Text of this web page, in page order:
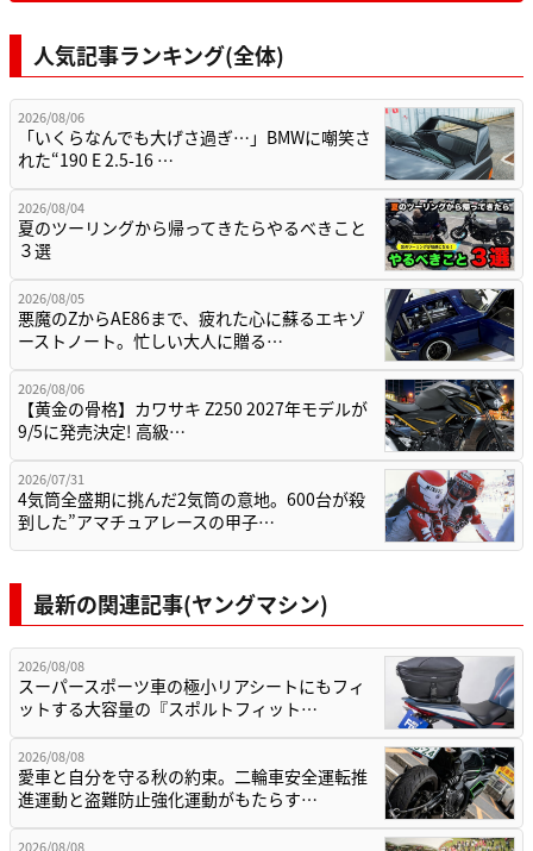
人気記事ランキング(全体)
2026/08/06
「いくらなんでも大げさ過ぎ…」BMWに嘲笑さ
れた“190 E 2.5-16 …
2026/08/04
夏のツーリングから帰ってきたらやるべきこと
３選
2026/08/05
悪魔のZからAE86まで、疲れた心に蘇るエキゾ
ーストノート。忙しい大人に贈る…
2026/08/06
【黄金の骨格】カワサキ Z250 2027年モデルが
9/5に発売決定! 高級…
2026/07/31
4気筒全盛期に挑んだ2気筒の意地。600台が殺
到した”アマチュアレースの甲子…
最新の関連記事(ヤングマシン)
2026/08/08
スーパースポーツ車の極小リアシートにもフィ
ットする大容量の『スポルトフィット…
2026/08/08
愛車と自分を守る秋の約束。二輪車安全運転推
進運動と盗難防止強化運動がもたらす…
2026/08/08